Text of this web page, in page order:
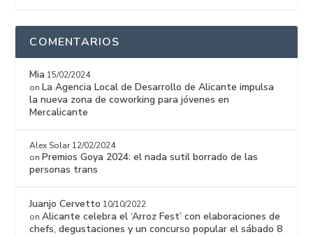
COMENTARIOS
Mia 15/02/2024
on La Agencia Local de Desarrollo de Alicante impulsa
la nueva zona de coworking para jóvenes en
Mercalicante
Alex Solar 12/02/2024
on Premios Goya 2024: el nada sutil borrado de las
personas trans
Juanjo Cervetto 10/10/2022
onAlicante celebra el ‘Arroz Fest’ con elaboraciones de
chefs, degustaciones y un concurso popular el sábado 8